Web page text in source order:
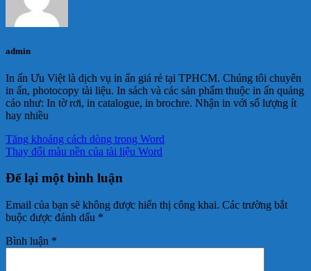
admin
In ấn Ưu Việt là dịch vụ in ấn giá rẻ tại TPHCM. Chúng tôi chuyên
in ấn, photocopy tài liệu. In sách và các sản phẩm thuộc in ấn quảng
cáo như: In tờ rơi, in catalogue, in brochre. Nhận in với số lượng ít
hay nhiều
Tăng khoảng cách dòng trong Word
Thay đổi màu nền của tài liệu Word
Để lại một bình luận
Email của bạn sẽ không được hiển thị công khai. Các trường bắt
buộc được đánh dấu *
Bình luận *